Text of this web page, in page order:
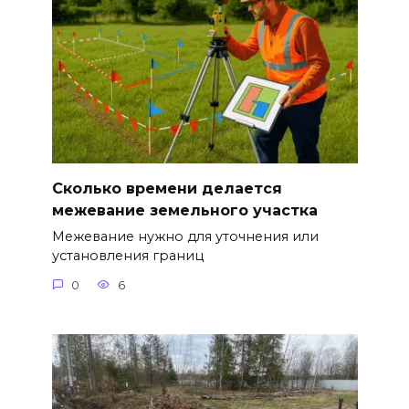
Сколько времени делается
межевание земельного участка
Межевание нужно для уточнения или
установления границ
0 6